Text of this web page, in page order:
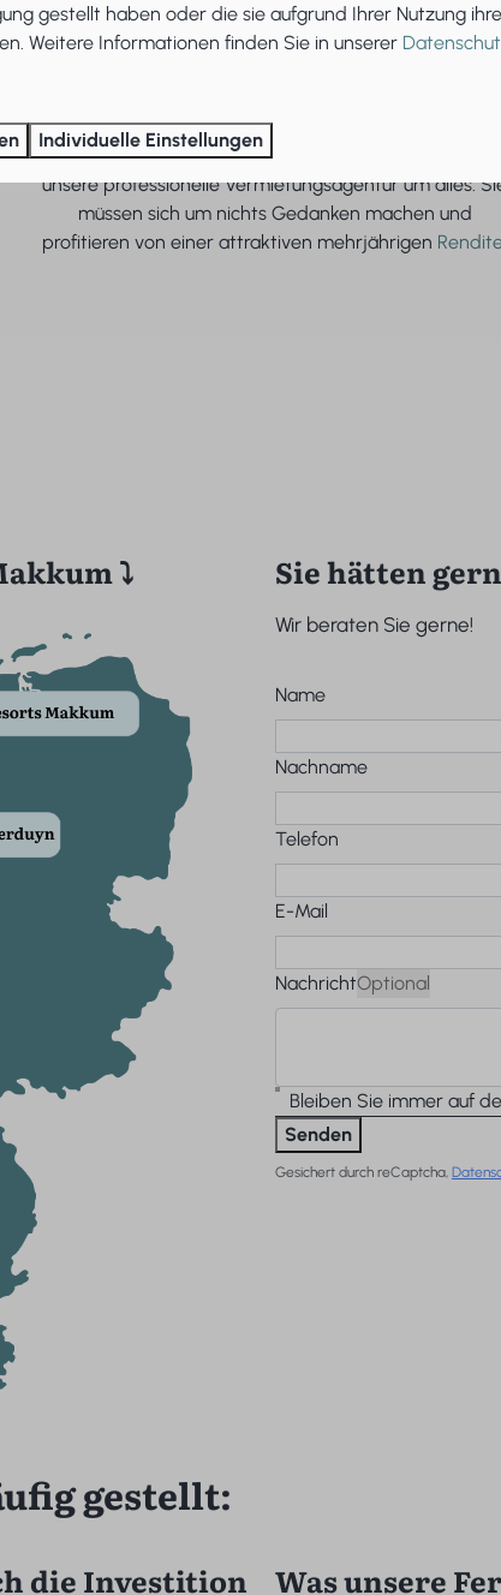
Wenn Sie sich für den Kauf eines Ferienhauses und eine
anschließende Vermietung entscheiden, kümmert sich
unsere professionelle Vermietungsagentur um alles.
müssen sich um nichts Gedanken machen und
profitieren von einer attraktiven mehrjährigen
⤵️ Sie hätten
Wir beraten Sie gerne!
Name
Nachname
Telefon
E-Mail
NachrichtOptional
Bleiben Sie immer auf
Senden
Gesichert durch reCaptcha,
gestellt:
die Investition Was unsere
gestellt haben oder die sie aufgrund Ihrer Nutzung
Weitere Informationen finden Sie in unserer
Individuelle Einstellungen